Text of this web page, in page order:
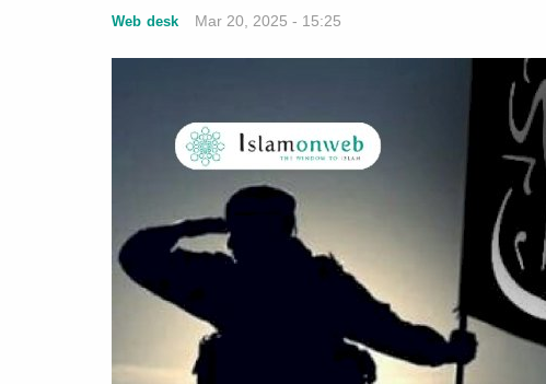
Web desk Mar 20, 2025 - 15:25